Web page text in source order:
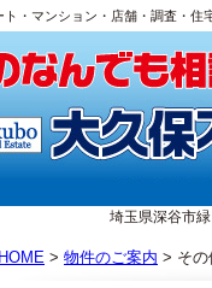
・マンション・店舗・調査・
埼玉県深谷市
HOME > 物件のご案内 > その